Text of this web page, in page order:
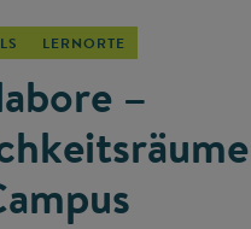
LERNORTE
–